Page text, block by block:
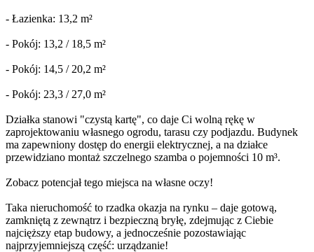
- Łazienka: 13,2 m²
- Pokój: 13,2 / 18,5 m²
- Pokój: 14,5 / 20,2 m²
- Pokój: 23,3 / 27,0 m²
Działka stanowi "czystą kartę", co daje Ci wolną rękę w
zaprojektowaniu własnego ogrodu, tarasu czy podjazdu. Budynek
ma zapewniony dostęp do energii elektrycznej, a na działce
przewidziano montaż szczelnego szamba o pojemności 10 m³.
Zobacz potencjał tego miejsca na własne oczy!
Taka nieruchomość to rzadka okazja na rynku – daje gotową,
zamkniętą z zewnątrz i bezpieczną bryłę, zdejmując z Ciebie
najcięższy etap budowy, a jednocześnie pozostawiając
najprzyjemniejszą część: urządzanie!